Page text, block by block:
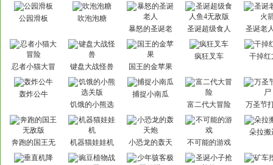
公园滑板
吹泡泡糖
暴怒的圣诞老
圣诞超级食人
圣诞老
忍者小猫大冒
键盘大战怪兽 国王的金苹果
疯狂叉车 干掉红
轰炸公牛
饥饿的小熊选
捕捉小南瓜
富二代大冒险
万圣节
奔跑的国王无
机器猫娃娃机
小恐龙的轰天
不可能的游戏
朵拉搬